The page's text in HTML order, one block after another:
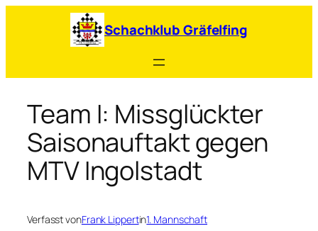
Schachklub Gräfelfing
Team I: Missglückter
Saisonauftakt gegen
MTV Ingolstadt
Verfasst vonFrank Lippertin1. Mannschaft